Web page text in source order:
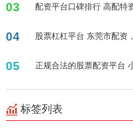
03 配资平台口碑排行 高配特
04 股票杠杠平台 东莞市配资
05 正规合法的股票配资平台
标签列表